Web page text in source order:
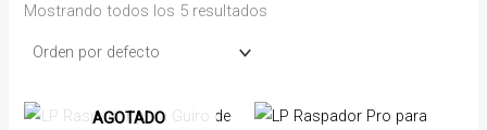
í
n
m
á
m
Mostrando todos los 5 resultados
AGOTADO